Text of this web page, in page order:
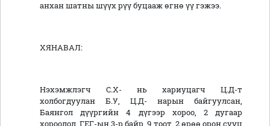
анхан шатны шүүх рүү буцааж өгнө үү гэжээ.
ХЯНАВАЛ:
Нэхэмжлэгч С.Х- нь хариуцагч Ц.Д-т
холбогдуулан Б.У, Ц.Д- нарын байгуулсан,
Баянгол дүүргийн 4 дүгээр хороо, 2 дугаар
хороолол, ГЕГ-ын 3-р байр, 9 тоот, 2 өрөө орон сууц